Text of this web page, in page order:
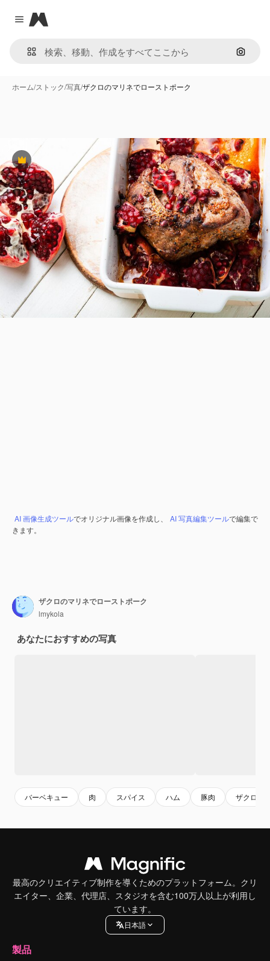
Close menu
Magnific
画像で
ホーム/ストック/写真/ザクロのマリネでローストポーク
Premium
AI 画像生成ツールでオリジナル画像を作成し、 AI 写真編集ツールで編集で
きます。
ザクロのマリネでローストポーク
lmykola
あなたにおすすめの写真
バーベキュー 肉 スパイス ハム 豚肉 ザクロ
最高のクリエイティブ制作を導くためのプラットフォーム。クリ
エイター、企業、代理店、スタジオを含む100万人以上が利用し
ています。
日本語
製品